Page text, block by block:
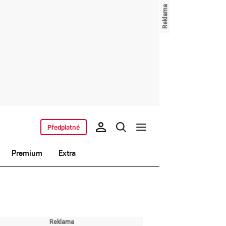
Premium Extra
Předplatné